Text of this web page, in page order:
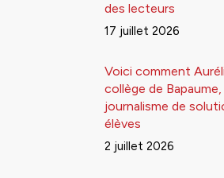
des lecteurs
17 juillet 2026
Voici comment
collège de
journalisme de
élèves
2 juillet 2026